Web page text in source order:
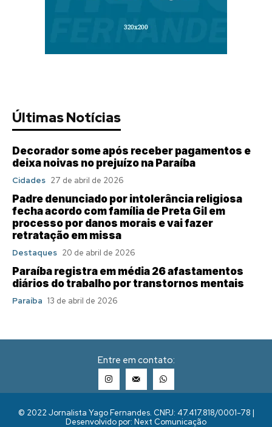
Últimas Notícias
Decorador some após receber pagamentos e
deixa noivas no prejuízo na Paraíba
Cidades 27 de abril de 2026
Padre denunciado por intolerância religiosa
fecha acordo com família de Preta Gil em
processo por danos morais e vai fazer
retratação em missa
Destaques 20 de abril de 2026
Paraíba registra em média 26 afastamentos
diários do trabalho por transtornos mentais
Paraíba 13 de abril de 2026
Entre em contato:
© 2022 Jornalista Yago Fernandes. CNPJ: 47.417.818/0001-78 |
Desenvolvido por: Next Comunicação